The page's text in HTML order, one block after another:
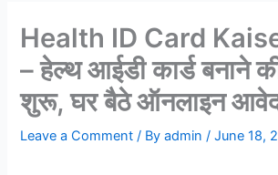
Health ID Card
– हेल्थ आईडी कार्ड बनाने
शुरू, घर बैठे ऑनलाइन
Leave a Comment / Byadmin/June 18,